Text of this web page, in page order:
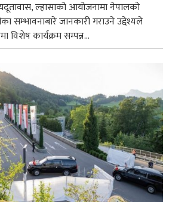
ल्हासाको आयोजनामा नेपालको
सम्भावनाबारे जानकारी गराउने उद्देश्यले
विशेष कार्यक्रम सम्पन्न...